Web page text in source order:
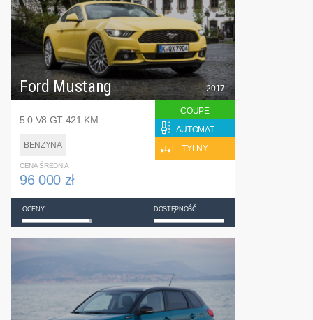
Ford Mustang
5.0 V8 GT 421 KM
BENZYNA
2017
COUPE
AUTOMAT
TYLNY
CENA ŚREDNIA
96 000 zł
OCENY DOSTĘPNOŚĆ